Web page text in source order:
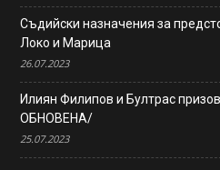
Съдийски назначения за
Локо и Марица
26.07.2023
Илиян Филипов и Бултрас
ОБНОВЕНА/
25.07.2023